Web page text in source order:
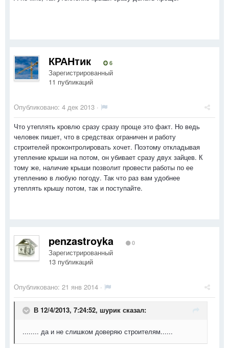
КРАНтик 6
Зарегистрированный
11 публикаций
Опубликовано: 4 дек 2013 ·
Что утеплять кровлю сразу сразу проще это факт. Но ведь
человек пишет, что в средствах ограничен и работу
строителей проконтролировать хочет. Поэтому откладывая
утепление крыши на потом, он убивает сразу двух зайцев. К
тому же, наличие крыши позволит провести работы по ее
утеплению в любую погоду. Так что раз вам удобнее
утеплять крышу потом, так и поступайте.
penzastroyka 0
Зарегистрированный
13 публикаций
Опубликовано: 21 янв 2014 ·
В 12/4/2013, 7:24:52, шурик сказал:
........ да и не слишком доверяю строителям......